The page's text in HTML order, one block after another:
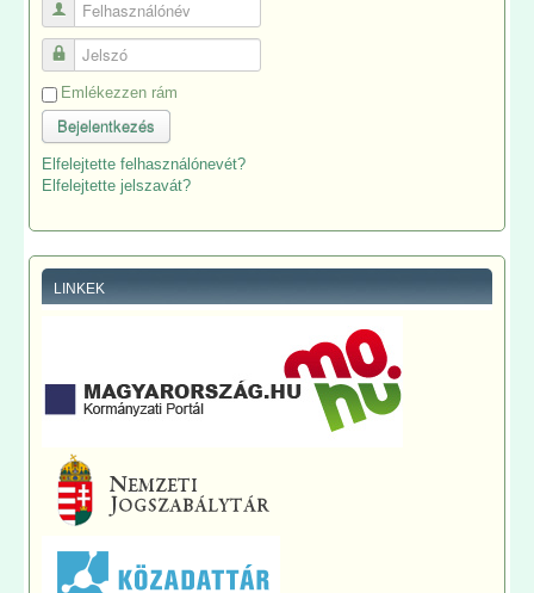
Felhasználónév
Jelszó
Emlékezzen rám
Bejelentkezés
Elfelejtette felhasználónevét?
Elfelejtette jelszavát?
LINKEK